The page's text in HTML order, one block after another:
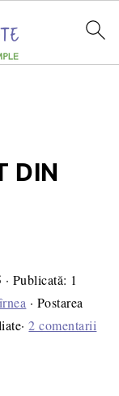
DIN
· Publicată: 1
· Postarea
2 comentarii